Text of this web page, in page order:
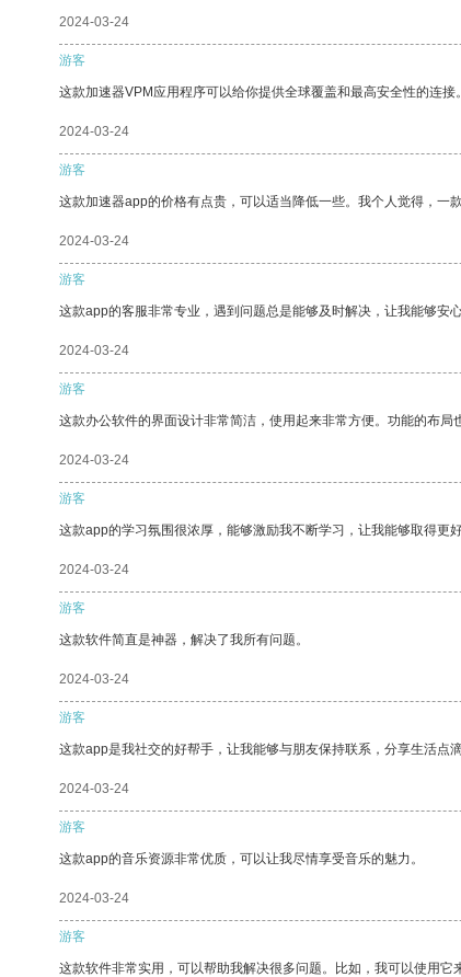
2024-03-24
游客
这款加速器VPM应用程序可以给你提供全球覆盖和最高安全性的连接。
2024-03-24
游客
这款加速器app的价格有点贵，可以适当降低一些。我个人觉得，一
2024-03-24
游客
这款app的客服非常专业，遇到问题总是能够及时解决，让我能够安心
2024-03-24
游客
这款办公软件的界面设计非常简洁，使用起来非常方便。功能的布局
2024-03-24
游客
这款app的学习氛围很浓厚，能够激励我不断学习，让我能够取得更好
2024-03-24
游客
这款软件简直是神器，解决了我所有问题。
2024-03-24
游客
这款app是我社交的好帮手，让我能够与朋友保持联系，分享生活点滴
2024-03-24
游客
这款app的音乐资源非常优质，可以让我尽情享受音乐的魅力。
2024-03-24
游客
这款软件非常实用，可以帮助我解决很多问题。比如，我可以使用它